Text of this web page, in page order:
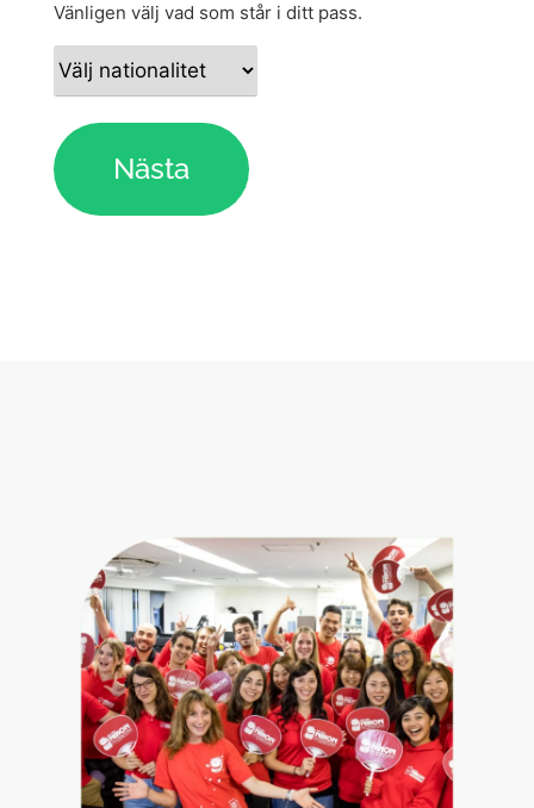
Vänligen välj vad som står i ditt pass.